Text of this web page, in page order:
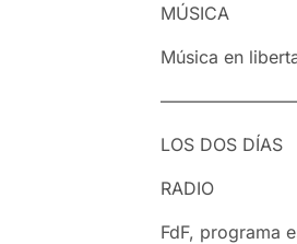
MÚSICA
Música en
LOS DOS DÍAS
RADIO
FdF, programa